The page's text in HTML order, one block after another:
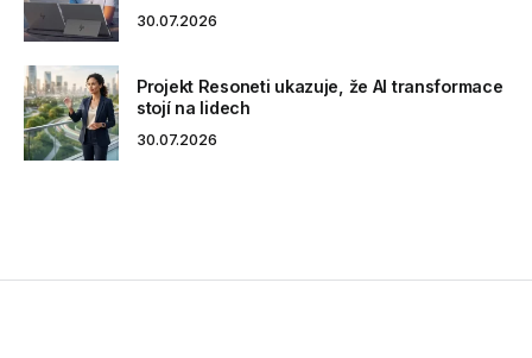
30.07.2026
Projekt Resoneti ukazuje, že AI transformace
stojí na lidech
30.07.2026